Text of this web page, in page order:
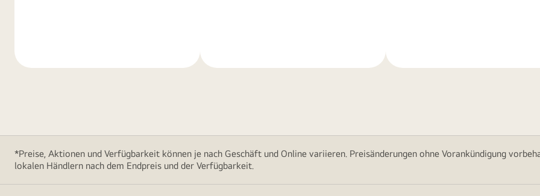
*Preise, Aktionen und Verfügbarkeit können je nach Geschäft und Online variieren. Preisänderungen ohne Vorankündigung
lokalen Händlern nach dem Endpreis und der Verfügbarkeit.